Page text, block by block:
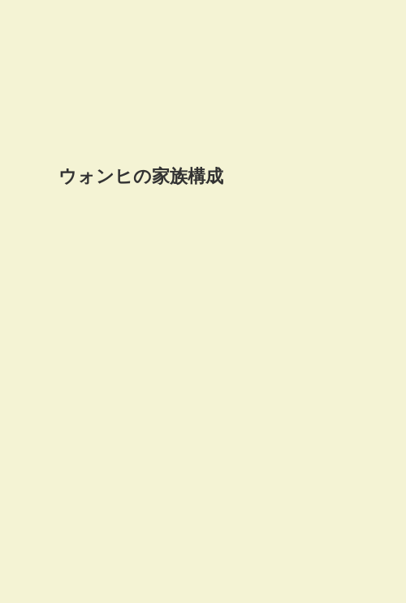
ウォンヒの家族構成